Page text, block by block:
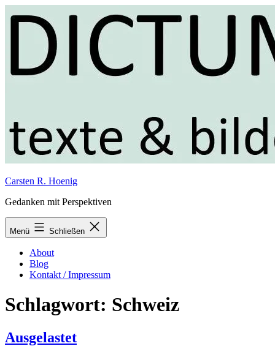
Inhalt
Carsten R. Hoenig
Gedanken mit Perspektiven
Menü Schließen
About
Blog
Kontakt / Impressum
Schlagwort: Schweiz
Ausgelastet